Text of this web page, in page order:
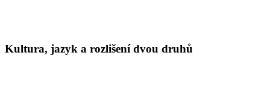
Kultura, jazyk a rozlišení dvou druhů